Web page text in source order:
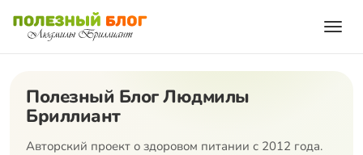
Полезный Блог Людмилы
Бриллиант
Авторский проект о здоровом питании с 2012 года.